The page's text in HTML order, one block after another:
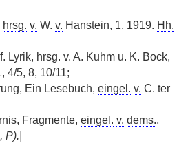
hrsg. v. W. v. Hanstein, 1, 1919. Hh.
f. Lyrik, hrsg. v. A. Kuhm u. K. Bock,
4/5, 8, 10/11;
Ein Lesebuch, eingel. v. C. ter
Fragmente, eingel. v. dems.,
, P).